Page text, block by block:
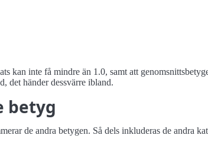
kan inte få mindre än 1.0, samt att
det händer dessvärre ibland.
betyg
de andra betygen. Så dels inkluderas de andra